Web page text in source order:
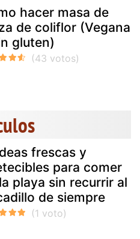
hacer masa de
de coliflor (Vegana
gluten)
frescas y
para comer
playa sin recurrir al
de siempre